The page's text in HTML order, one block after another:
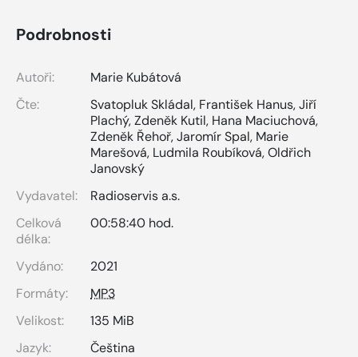
Podrobnosti
Autoři:
Marie Kubátová
Čte:
Svatopluk Skládal, František Hanus,Jiří
Plachý,Zdeněk Kutil, Hana Maciuchová,
Zdeněk Řehoř,Jaromír Spal, Marie
Marešová, Ludmila Roubíková,Oldřich
Janovský
Vydavatel:
Radioservis a.s.
Celková
délka:
00:58:40 hod.
Vydáno:
2021
Formáty:
MP3
Velikost:
135 MiB
Jazyk:
Čeština